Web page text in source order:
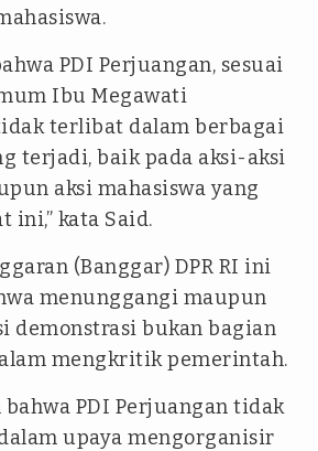
PDI Perjuangan, sesuai
Ibu Megawati
terlibat dalam berbagai
terjadi, baik pada aksi-aksi
aksi mahasiswa yang
ini,” kata Said.
(Banggar) DPR RI ini
menunggangi maupun
demonstrasi bukan bagian
mengkritik pemerintah.
bahwa PDI Perjuangan tidak
upaya mengorganisir